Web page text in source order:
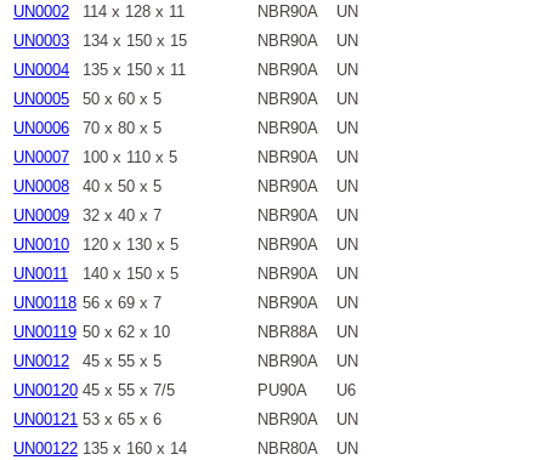
UN0002
114 x 128 x 11 NBR90A
UN
UN0003
134 x 150 x 15 NBR90A
UN
UN0004
135 x 150 x 11 NBR90A
UN
UN0005
50 x 60 x 5 NBR90A
UN
UN0006
70 x 80 x 5 NBR90A
UN
UN0007
100 x 110 x 5 NBR90A
UN
UN0008
40 x 50 x 5 NBR90A
UN
UN0009
32 x 40 x 7 NBR90A
UN
UN0010
120 x 130 x 5 NBR90A
UN
UN0011
140 x 150 x 5 NBR90A
UN
UN00118 56 x 69 x 7 NBR90A
UN
UN00119 50 x 62 x 10 NBR88A
UN
UN0012
45 x 55 x 5 NBR90A
UN
UN00120 45 x 55 x 7/5 PU90A
U6
UN00121 53 x 65 x 6 NBR90A
UN
UN00122 135 x 160 x 14 NBR80A
UN